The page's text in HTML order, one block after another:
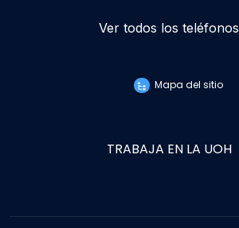
Ver todos los teléfonos
Mapa del sitio
TRABAJA EN LA UOH